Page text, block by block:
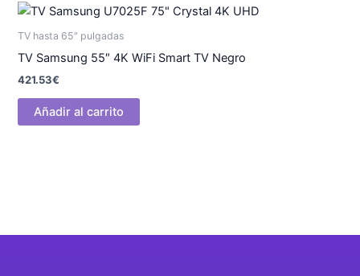
TV hasta 65" pulgadas
TV Samsung 55″ 4K WiFi Smart TV Negro
421.53€
Añadir al carrito